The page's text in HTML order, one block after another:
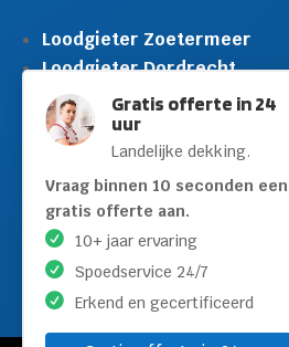
Gratis offerte in 24
uur
Landelijke dekking.
Vraag binnen 10 seconden een
gratis offerte aan.
10+ jaar ervaring
Spoedservice 24/7
Erkend en gecertificeerd
Loodgieter Zoetermeer
Loodgieter Dordrecht
Loodgieter Rijswijk
Loodgieter Schiedam
Loodgieter Leidschendam
Loodgieter Hilversum